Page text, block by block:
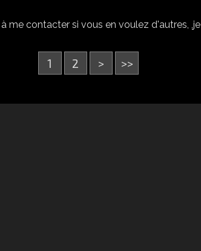
me contacter si vous en voulez d'autres,
1 2 > >>